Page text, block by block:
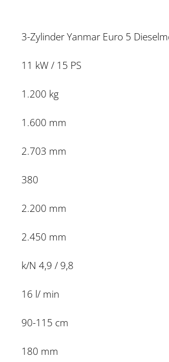
3-Zylinder Yanmar Euro 5
11 kW / 15 PS
1.200 kg
1.600 mm
2.703 mm
380
2.200 mm
2.450 mm
k/N 4,9 / 9,8
16 l/ min
90-115 cm
180 mm